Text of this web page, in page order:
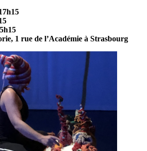
1 rue de l’Académie à Strasbourg